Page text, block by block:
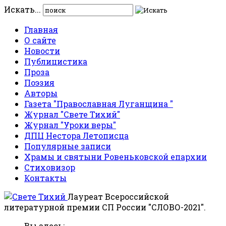
Искать...
Главная
О сайте
Новости
Публицистика
Проза
Поэзия
Авторы
Газета "Православная Луганщина "
Журнал "Свете Тихий"
Журнал "Уроки веры"
ДПЦ Нестора Летописца
Популярные записи
Храмы и святыни Ровеньковской епархии
Стиховизор
Контакты
Лауреат Всероссийской
литературной премии СП России "СЛОВО-2021".